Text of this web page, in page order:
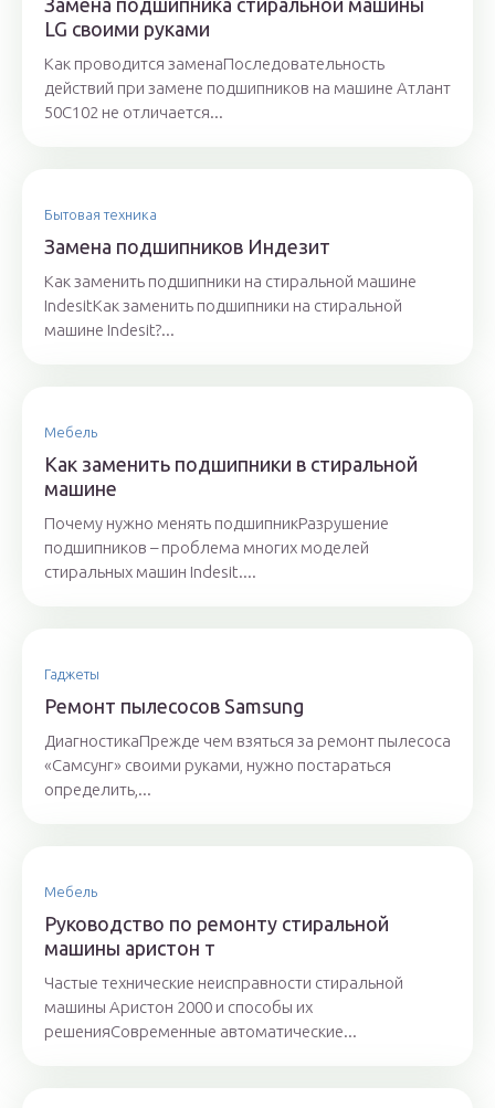
Замена подшипника стиральной машины
LG своими руками
Как проводится заменаПоследовательность
действий при замене подшипников на машине Атлант
50C102 не отличается...
Бытовая техника
Замена подшипников Индезит
Как заменить подшипники на стиральной машине
IndesitКак заменить подшипники на стиральной
машине Indesit?...
Мебель
Как заменить подшипники в стиральной
машине
Почему нужно менять подшипникРазрушение
подшипников – проблема многих моделей
стиральных машин Indesit....
Гаджеты
Ремонт пылесосов Samsung
ДиагностикаПрежде чем взяться за ремонт пылесоса
«Самсунг» своими руками, нужно постараться
определить,...
Мебель
Руководство по ремонту стиральной
машины аристон т
Частые технические неисправности стиральной
машины Аристон 2000 и способы их
решенияСовременные автоматические...